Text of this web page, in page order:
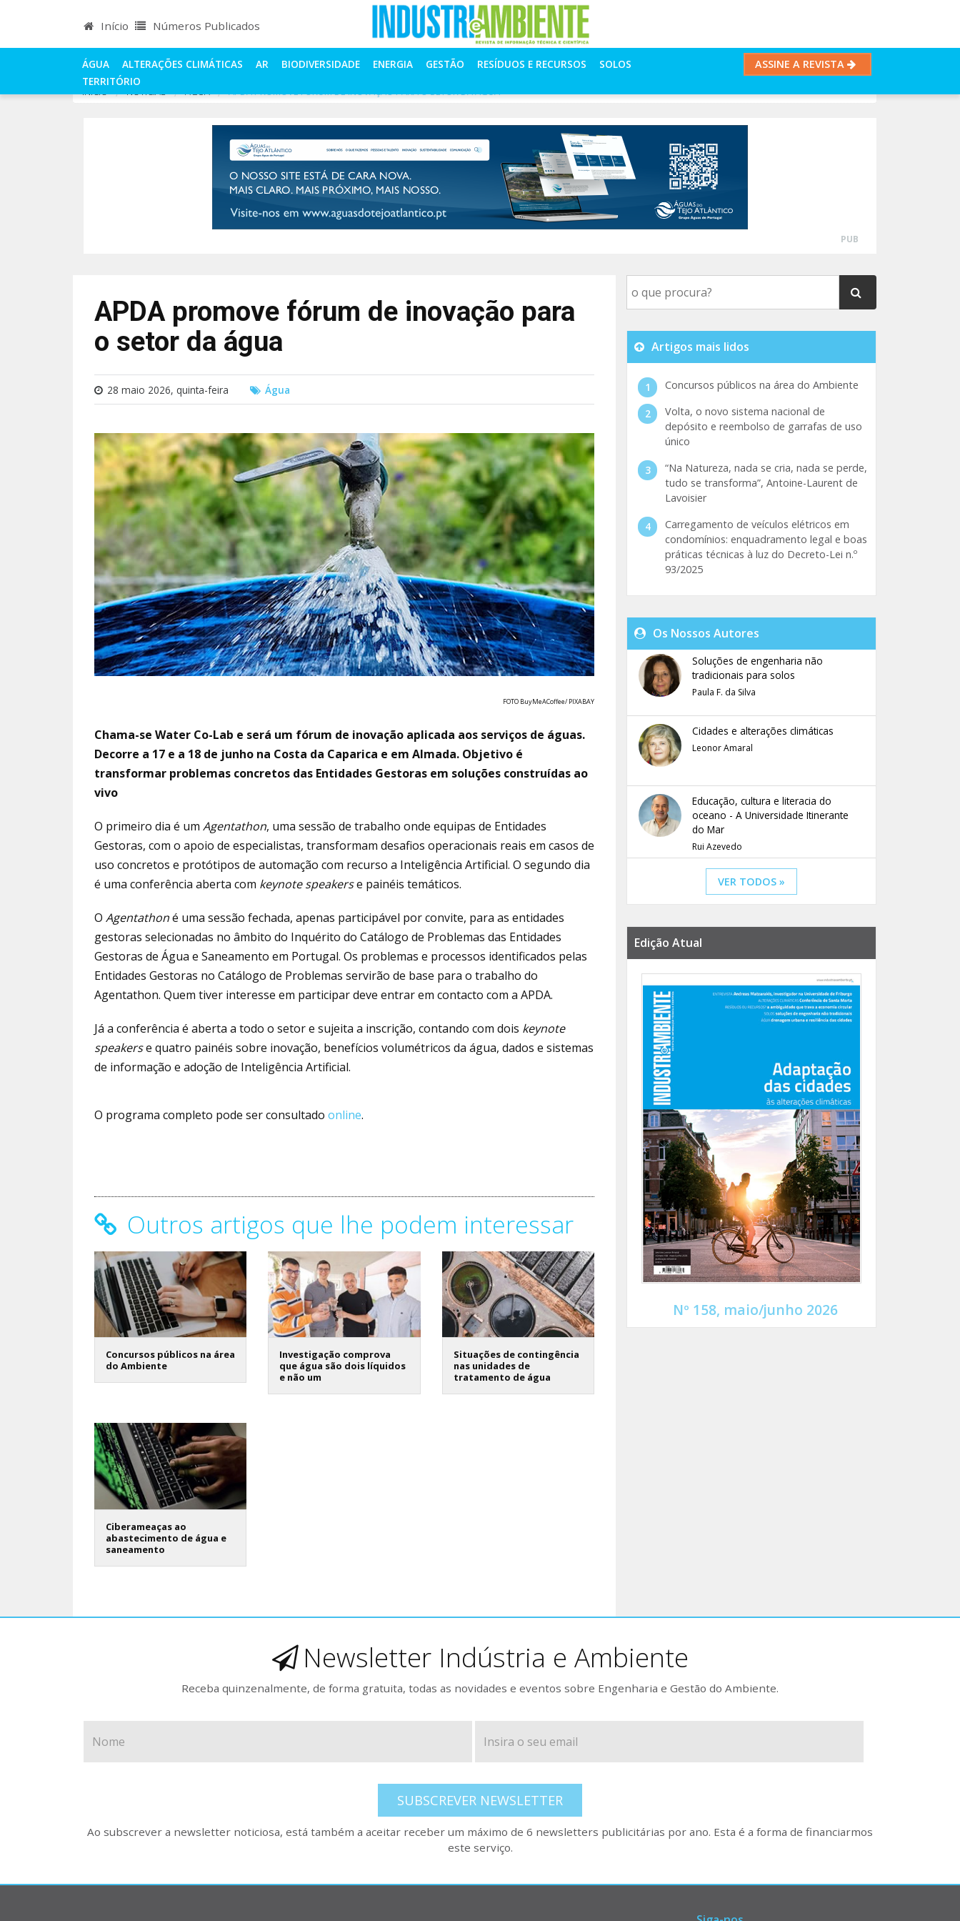
Início Números Publicados
ÁGUA ALTERAÇÕES CLIMÁTICAS AR BIODIVERSIDADE ENERGIA GESTÃO RESÍDUOS E RECURSOS
SOLOS
TERRITÓRIO
ASSINE A REVISTA
INÍCIO NOTÍCIAS ÁGUA APDA PROMOVE FÓRUM DE INOVAÇÃO PARA O SETOR DA ÁGUA
PUB
APDA promove fórum de inovação para
o setor da água
28 maio 2026, quinta-feira Água
FOTO BuyMeACoffee/ PIXABAY
Chama-se Water Co-Lab e será um fórum de inovação aplicada aos serviços de águas.
Decorre a 17 e a 18 de junho na Costa da Caparica e em Almada. Objetivo é
transformar problemas concretos das Entidades Gestoras em soluções construídas ao
vivo
O primeiro dia é um Agentathon, uma sessão de trabalho onde equipas de Entidades
Gestoras, com o apoio de especialistas, transformam desafios operacionais reais em casos de
uso concretos e protótipos de automação com recurso a Inteligência Artificial. O segundo dia
é uma conferência aberta com keynote speakerse painéis temáticos.
O Agentathoné uma sessão fechada, apenas participável por convite, para as entidades
gestoras selecionadas no âmbito do Inquérito do Catálogo de Problemas das Entidades
Gestoras de Água e Saneamento em Portugal. Os problemas e processos identificados pelas
Entidades Gestoras no Catálogo de Problemas servirão de base para o trabalho do
Agentathon. Quem tiver interesse em participar deve entrar em contacto com a APDA.
Já a conferência é aberta a todo o setor e sujeita a inscrição, contando com dois keynote
speakerse quatro painéis sobre inovação, benefícios volumétricos da água, dados e sistemas
de informação e adoção de Inteligência Artificial.
O programa completo pode ser consultado online.
Outros artigos que lhe podem interessar
Concursos públicos na área
do Ambiente
Investigação comprova
que água são dois líquidos
e não um
Situações de contingência
nas unidades de
tratamento de água
Ciberameaças ao
abastecimento de água e
saneamento
Artigos mais lidos
Concursos públicos na área do Ambiente
Volta, o novo sistema nacional de
depósito e reembolso de garrafas de uso
único
“Na Natureza, nada se cria, nada se perde,
tudo se transforma”, Antoine-Laurent de
Lavoisier
Carregamento de veículos elétricos em
condomínios: enquadramento legal e boas
práticas técnicas à luz do Decreto-Lei n.º
93/2025
Os Nossos Autores
Soluções de engenharia não
tradicionais para solos
Paula F. da Silva
Cidades e alterações climáticas
Leonor Amaral
Educação, cultura e literacia do
oceano - A Universidade Itinerante
do Mar
Rui Azevedo
VER TODOS »
Edição Atual
Nº 158, maio/junho 2026
Newsletter Indústria e Ambiente
Receba quinzenalmente, de forma gratuita, todas as novidades e eventos sobre Engenharia e Gestão do Ambiente.
SUBSCREVER NEWSLETTER
Ao subscrever a newsletter noticiosa, está também a aceitar receber um máximo de 6 newsletters publicitárias por ano. Esta é a forma de financiarmos
este serviço.